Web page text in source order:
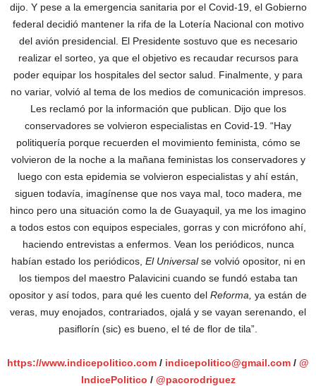
dijo. Y pese a la emergencia sanitaria por el Covid-19, el Gobierno
federal decidió mantener la rifa de la Lotería Nacional con motivo
del avión presidencial. El Presidente sostuvo que es necesario
realizar el sorteo, ya que el objetivo es recaudar recursos para
poder equipar los hospitales del sector salud. Finalmente, y para
no variar, volvió al tema de los medios de comunicación impresos.
Les reclamó por la información que publican. Dijo que los
conservadores se volvieron especialistas en Covid-19. “Hay
politiquería porque recuerden el movimiento feminista, cómo se
volvieron de la noche a la mañana feministas los conservadores y
luego con esta epidemia se volvieron especialistas y ahí están,
siguen todavía, imagínense que nos vaya mal, toco madera, me
hinco pero una situación como la de Guayaquil, ya me los imagino
a todos estos con equipos especiales, gorras y con micrófono ahí,
haciendo entrevistas a enfermos. Vean los periódicos, nunca
habían estado los periódicos, El Universalse volvió opositor, ni en
los tiempos del maestro Palavicini cuando se fundó estaba tan
opositor y así todos, para qué les cuento del Reforma, ya están de
veras, muy enojados, contrariados, ojalá y se vayan serenando, el
pasiflorín (sic) es bueno, el té de flor de tila”.
https://www.indicepolitico.com / indicepolitico@gmail.com / @
IndicePolitico / @pacorodriguez